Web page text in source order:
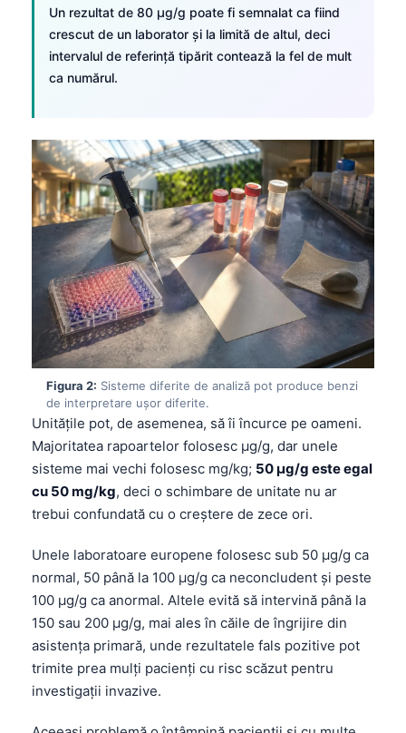
Un rezultat de 80 µg/g poate fi semnalat ca fiind
crescut de un laborator și la limită de altul, deci
intervalul de referință tipărit contează la fel de mult
ca numărul.
Figura 2: Sisteme diferite de analiză pot produce benzi
de interpretare ușor diferite.
Unitățile pot, de asemenea, să îi încurce pe oameni.
Majoritatea rapoartelor folosesc µg/g, dar unele
sisteme mai vechi folosesc mg/kg; 50 µg/g este egal
cu 50 mg/kg, deci o schimbare de unitate nu ar
trebui confundată cu o creștere de zece ori.
Unele laboratoare europene folosesc sub 50 µg/g ca
normal, 50 până la 100 µg/g ca neconcludent și peste
100 µg/g ca anormal. Altele evită să intervină până la
150 sau 200 µg/g, mai ales în căile de îngrijire din
asistența primară, unde rezultatele fals pozitive pot
trimite prea mulți pacienți cu risc scăzut pentru
investigații invazive.